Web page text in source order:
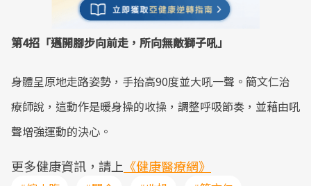
第4招「邁開腳步向前走，所向無敵獅子吼」
身體呈原地走路姿勢，手抬高90度並大吼一聲。簡文仁治
療師說，這動作是暖身操的收操，調整呼吸節奏，並藉由吼
聲增強運動的決心。
更多健康資訊，請上 《健康醫療網》